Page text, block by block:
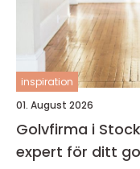
inspiration
01. August 2026
Golvfirma i
expert för ditt